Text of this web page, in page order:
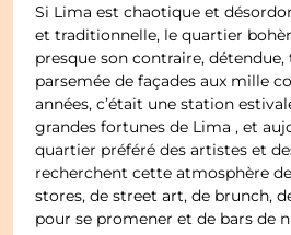
Si Lima est chaotique et
et traditionnelle, le quartier
presque son contraire,
parsemée de façades aux mille
années, c’était une station
grandes fortunes de Lima , et
quartier préféré des artistes et
recherchent cette atmosphère
stores, de street art, de brunch,
pour se promener et de bars de